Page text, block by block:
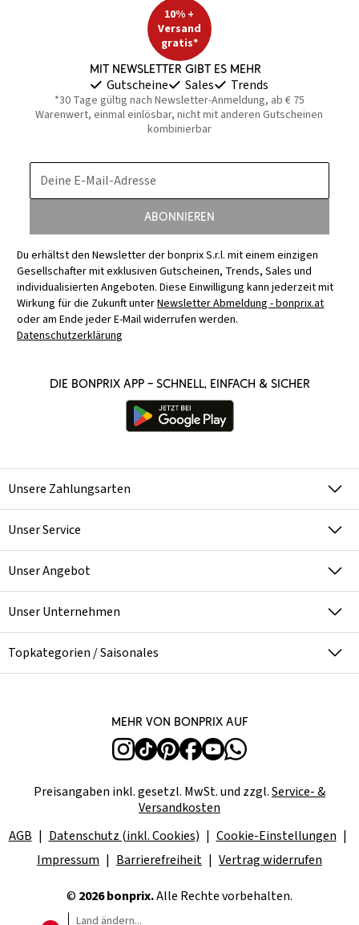
10% +
Versand
gratis*
Mit Newsletter gibt es mehr
Gutscheine Sales Trends
*30 Tage gültig nach Newsletter-Anmeldung, ab € 75
Warenwert, einmal einlösbar, nicht mit anderen Gutscheinen
kombinierbar
Deine E-Mail-Adresse
Abonnieren
Du erhältst den Newsletter der bonprix S.r.l. mit einem einzigen
Gesellschafter mit exklusiven Gutscheinen, Trends, Sales und
individualisierten Angeboten. Diese Einwilligung kann jederzeit mit
Wirkung für die Zukunft unterNewsletter Abmeldung - bonprix.at
oder am Ende jeder E-Mail widerrufen werden.
Datenschutzerklärung
Die bonprix App – schnell, einfach & sicher
Unsere Zahlungsarten
Unser Service
Unser Angebot
Unser Unternehmen
Topkategorien / Saisonales
Mehr von bonprix auf
Preisangaben inkl. gesetzl. MwSt. und zzgl.Service- &
Versandkosten
AGB
Datenschutz (inkl. Cookies)
Cookie-Einstellungen
Impressum
Barrierefreiheit Vertrag widerrufen
© 2026 bonprix.Alle Rechte vorbehalten.
Land ändern...